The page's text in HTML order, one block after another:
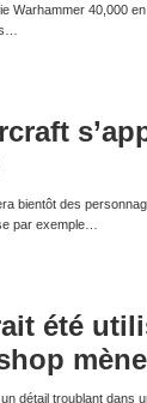
Warhammer 40,000
bientôt des
par exemple…
été
détail troublant dans